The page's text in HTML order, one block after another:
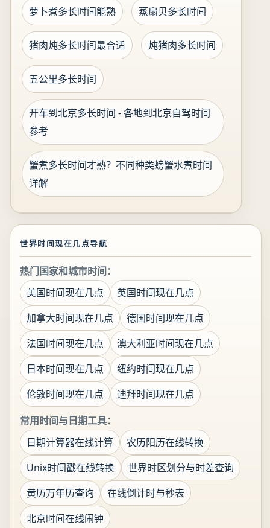
萝卜煮多长时间能熟 蒸扇贝多长时间
猪肉炖多长时间最合适 炖猪肉多长时间
五公里多长时间
开车到北京多长时间 - 各地到北京自驾时间
参考
蟹煮多长时间才熟？不同种类螃蟹水煮时间
详解
世界时间现在几点导航
热门国家和城市时间：
美国时间现在几点
英国时间现在几点
加拿大时间现在几点
德国时间现在几点
法国时间现在几点
澳大利亚时间现在几点
日本时间现在几点
纽约时间现在几点
伦敦时间现在几点
迪拜时间现在几点
常用时间与日期工具：
日期计算器在线计算
农历阳历在线转换
Unix时间戳在线转换
世界时区划分与时差查询
黄历万年历查询
在线倒计时与秒表
北京时间在线闹钟